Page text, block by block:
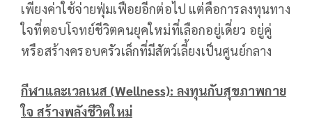
เพียงค่าใช้จ่ายฟุ่มเฟือยอีกต่อไป แต่คือการลงทุนทาง
ใจที่ตอบโจทย์ชีวิตคนยุคใหม่ที่เลือกอยู่เดี่ยว อยู่คู่
หรือสร้างครอบครัวเล็กที่มีสัตว์เลี้ยงเป็นศูนย์กลาง
กีฬาและเวลเนส (Wellness): ลงทุนกับสุขภาพกาย
ใจ สร้างพลังชีวิตใหม่